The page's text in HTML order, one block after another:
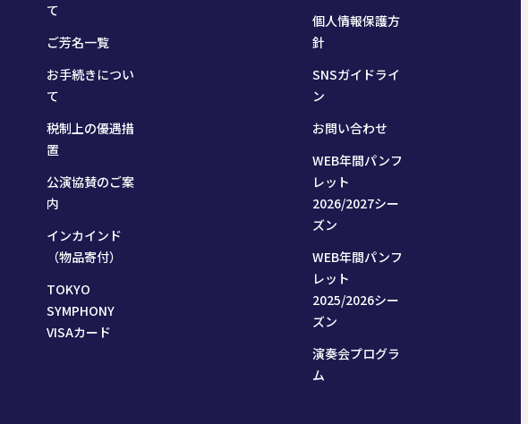
て
ご芳名一覧
お手続きについ
て
税制上の優遇措
置
公演協賛のご案
内
インカインド
（物品寄付）
TOKYO
SYMPHONY
VISAカード
個人情報保護方
針
SNSガイドライ
ン
お問い合わせ
WEB年間パンフ
レット
2026/2027シー
ズン
WEB年間パンフ
レット
2025/2026シー
ズン
演奏会プログラ
ム